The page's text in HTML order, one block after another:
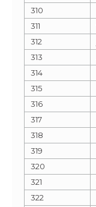
310
311
312
313
314
315
316
317
318
319
320
321
322